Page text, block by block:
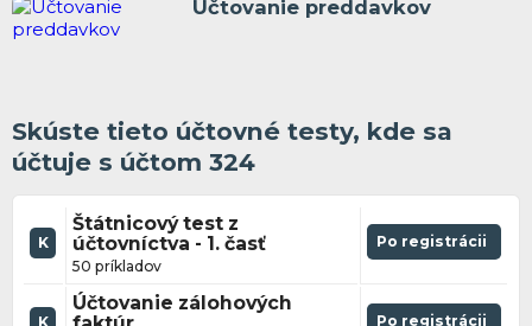
Účtovanie preddavkov
Skúste tieto účtovné testy, kde sa
účtuje s účtom 324
K
Štátnicový test z
účtovníctva - 1. časť
50 príkladov
Po registrácii
K
Účtovanie zálohových
Po registrácii